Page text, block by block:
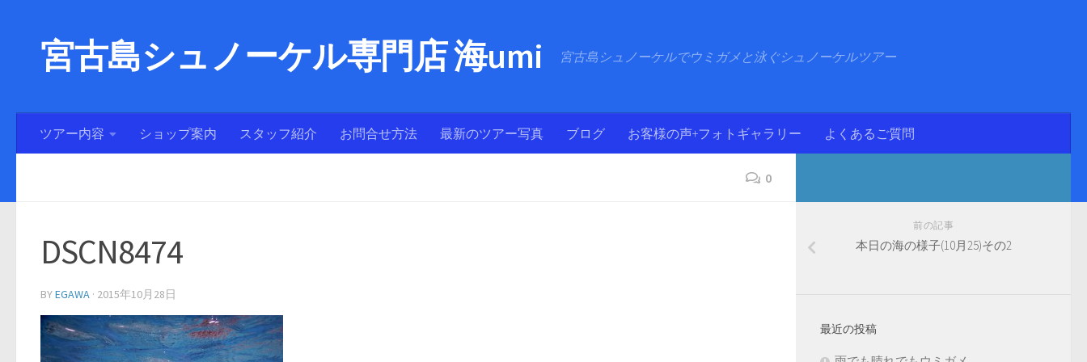
宮古島シュノーケル専門店 海umi 宮古島シュノーケルでウミガメと泳ぐシュノーケルツアー
ツアー内容 ショップ案内 スタッフ紹介 お問合せ方法 最新のツアー写真 ブログ お客様の声+フォトギャラリー よくあるご質問
0
DSCN8474
BYEGAWA · 2015年10月28日
前の記事
本日の海の様子(10月25)その2
最近の投稿